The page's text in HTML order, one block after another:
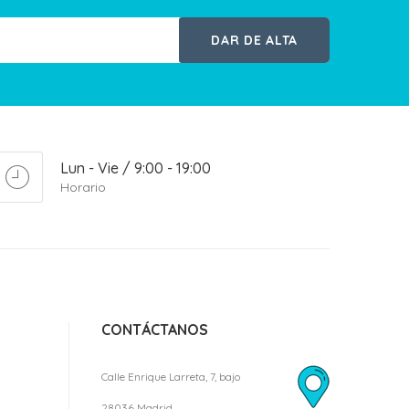
DAR DE ALTA
Lun - Vie / 9:00 - 19:00
Horario
CONTÁCTANOS
Calle Enrique Larreta, 7, bajo